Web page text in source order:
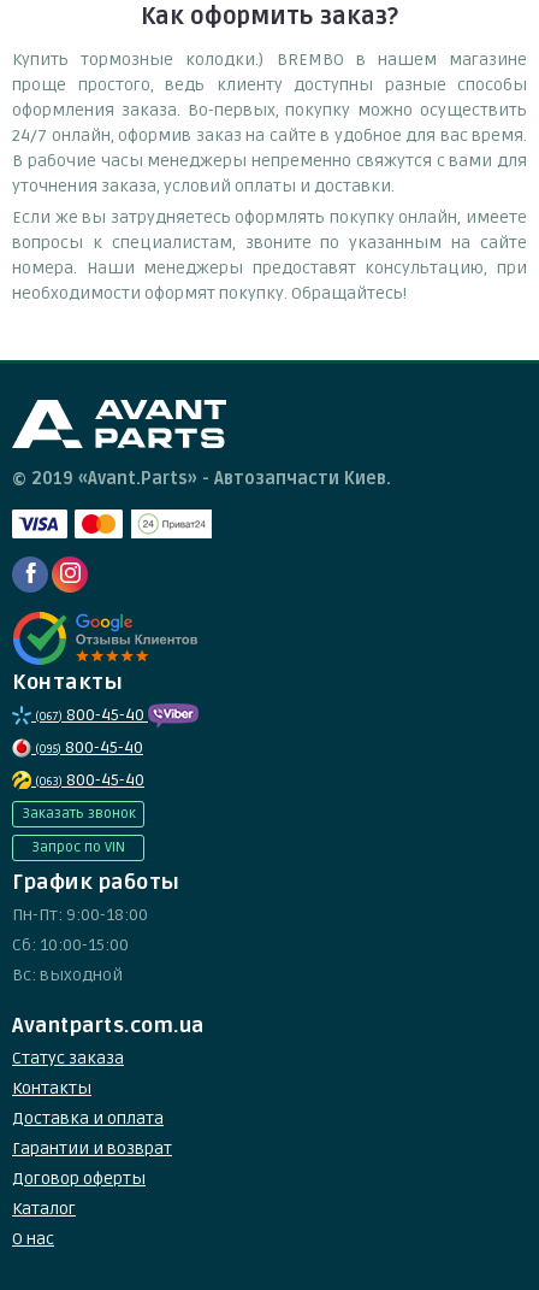
Как оформить заказ?
Купить тормозные колодки.) BREMBO в нашем магазине
проще простого, ведь клиенту доступны разные способы
оформления заказа. Во-первых, покупку можно осуществить
24/7 онлайн, оформив заказ на сайте в удобное для вас время.
В рабочие часы менеджеры непременно свяжутся с вами для
уточнения заказа, условий оплаты и доставки.
Если же вы затрудняетесь оформлять покупку онлайн, имеете
вопросы к специалистам, звоните по указанным на сайте
номера. Наши менеджеры предоставят консультацию, при
необходимости оформят покупку. Обращайтесь!
© 2019 «Avant.Parts» - Автозапчасти Киев.
Контакты
(067) 800-45-40
(095) 800-45-40
(063) 800-45-40
Заказать звонок
Запрос по VIN
График работы
Пн-Пт: 9:00-18:00
Сб: 10:00-15:00
Вс: выходной
Avantparts.com.ua
Статус заказа
Контакты
Доставка и оплата
Гарантии и возврат
Договор оферты
Каталог
О нас